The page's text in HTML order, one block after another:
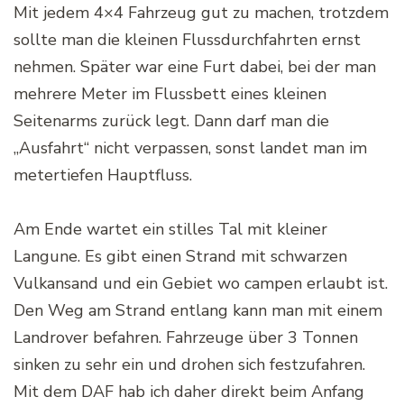
Mit jedem 4×4 Fahrzeug gut zu machen, trotzdem
sollte man die kleinen Flussdurchfahrten ernst
nehmen. Später war eine Furt dabei, bei der man
mehrere Meter im Flussbett eines kleinen
Seitenarms zurück legt. Dann darf man die
„Ausfahrt“ nicht verpassen, sonst landet man im
metertiefen Hauptfluss.
Am Ende wartet ein stilles Tal mit kleiner
Langune. Es gibt einen Strand mit schwarzen
Vulkansand und ein Gebiet wo campen erlaubt ist.
Den Weg am Strand entlang kann man mit einem
Landrover befahren. Fahrzeuge über 3 Tonnen
sinken zu sehr ein und drohen sich festzufahren.
Mit dem DAF hab ich daher direkt beim Anfang